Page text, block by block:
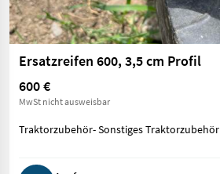
Ersatzreifen 600, 3,5 cm Profil
600 €
MwSt nicht ausweisbar
Traktorzubehör- Sonstiges Traktorzubehör